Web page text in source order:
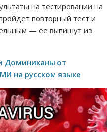
на тестировании на
повторный тест и
— ее выпишут из
Доминиканы от
на русском языке